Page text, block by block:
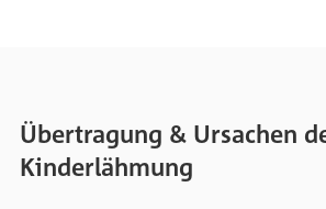
Übertragung & Ursachen
Kinderlähmung